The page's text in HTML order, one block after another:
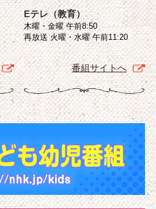
Eテレ（教育）
木曜・金曜 午前8:50
再放送 火曜・水曜 午前11:20
番組サイトへ